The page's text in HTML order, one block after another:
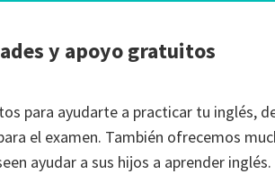
y apoyo gratuitos
para ayudarte a practicar tu inglés,
el examen. También ofrecemos
ayudar a sus hijos a aprender inglés.